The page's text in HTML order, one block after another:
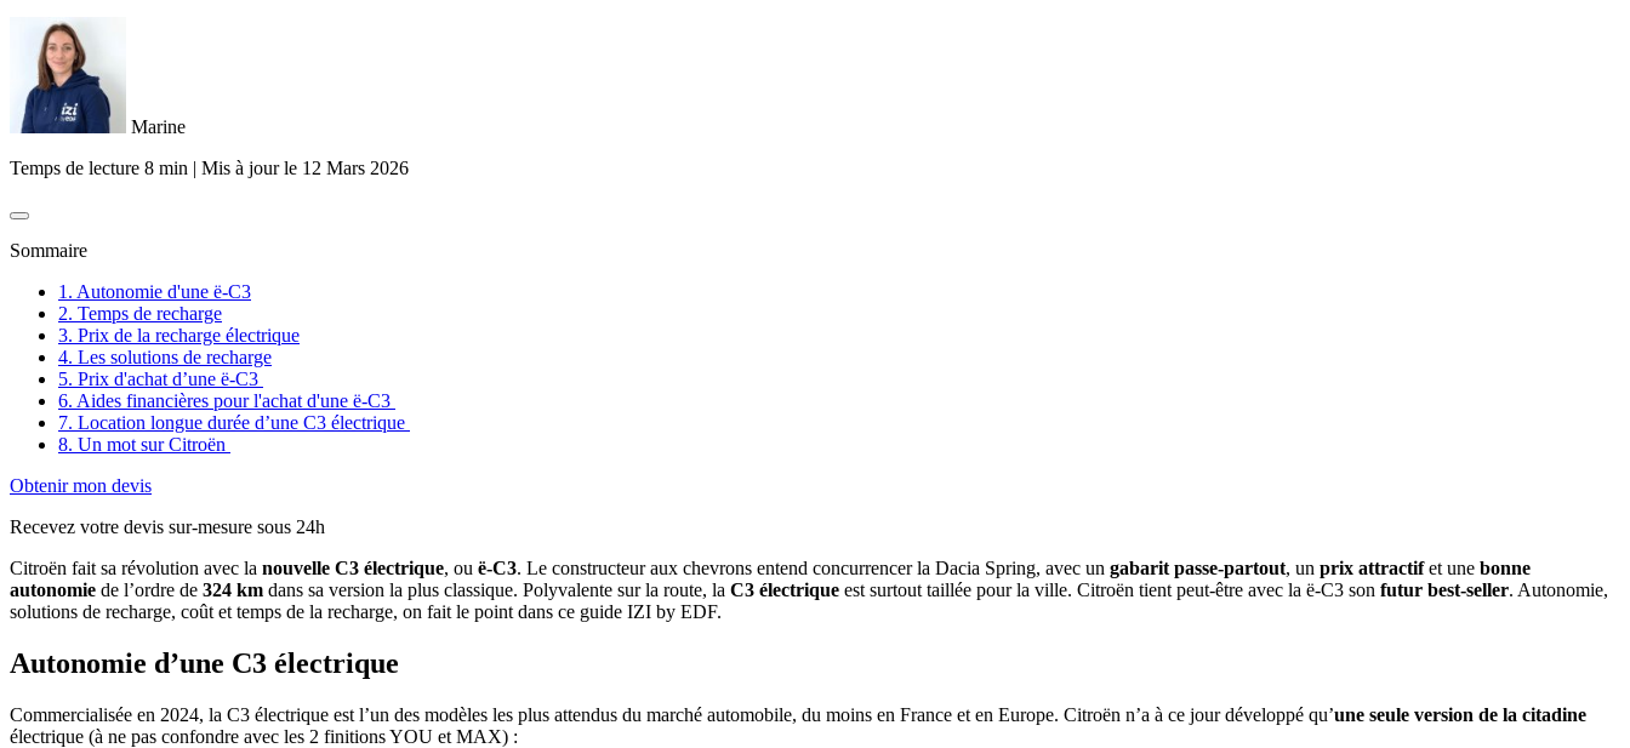
Marine
Temps de lecture 8 min | Mis à jour le 12 Mars 2026
Sommaire
1. Autonomie d'une ë-C3
2. Temps de recharge
3. Prix de la recharge électrique
4. Les solutions de recharge
5. Prix d'achat d’une ë-C3
6. Aides financières pour l'achat d'une ë-C3
7. Location longue durée d’une C3 électrique
8. Un mot sur Citroën
Obtenir mon devis
Recevez votre devis sur-mesure sous 24h
Citroën fait sa révolution avec la nouvelle C3 électrique, ou ë-C3. Le constructeur aux chevrons entend concurrencer la Dacia Spring, avec un gabarit passe-partout, un prix attractifet une bonne
autonomie de l’ordre de 324 km dans sa version la plus classique. Polyvalente sur la route, la C3 électrique est surtout taillée pour la ville. Citroën tient peut-être avec la ë-C3 son futur best-seller. Autonomie,
solutions de recharge, coût et temps de la recharge, on fait le point dans ce guide IZI by EDF.
Autonomie d’une C3 électrique
Commercialisée en 2024, la C3 électrique est l’un des modèles les plus attendus du marché automobile, du moins en France et en Europe. Citroën n’a à ce jour développé qu’une seule version de la citadine
électrique (à ne pas confondre avec les 2 finitions YOU et MAX) :